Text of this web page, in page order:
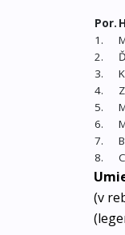
Por.
1.
2.
3.
4.
5.
6.
7.
8.
(v